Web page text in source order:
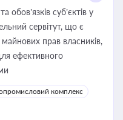
обов’язків суб’єктів у
сервітут, що є
прав власників,
ефективного
комплекс